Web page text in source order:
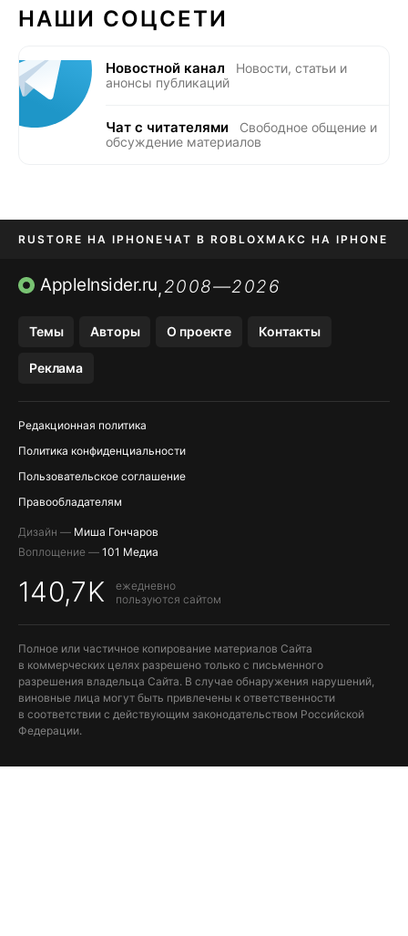
НАШИ СОЦСЕТИ
Новостной канал
Новости, статьи и
анонсы публикаций
Чат с читателями
Свободное общение и
обсуждение материалов
RUSTORE НА IPHONE ЧАТ В ROBLOXМАКС НА IPHONE
AVITO НА IPHONEВТБ ОНЛАЙН TIKTOK НА IPHONE
AppleInsider.ru,2008—2026
Темы Авторы О проекте Контакты
Реклама
Редакционная политика
Политика конфиденциальности
Пользовательское соглашение
Правообладателям
Дизайн — Миша Гончаров
Воплощение — 101 Медиа
140,7K
ежедневно
пользуются сайтом
Полное или частичное копирование материалов Сайта
в коммерческих целях разрешено только с письменного
разрешения владельца Сайта. В случае обнаружения нарушений,
виновные лица могут быть привлечены к ответственности
в соответствии с действующим законодательством Российской
Федерации.